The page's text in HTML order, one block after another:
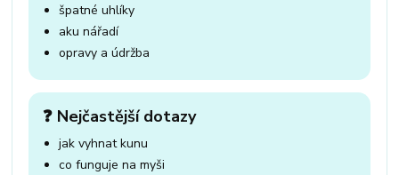
špatné uhlíky
aku nářadí
opravy a údržba
❓ Nejčastější dotazy
jak vyhnat kunu
co funguje na myši